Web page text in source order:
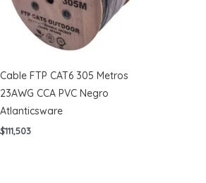
Cable FTP CAT6 305 Metros
23AWG CCA PVC Negro
Atlanticsware
$111,503